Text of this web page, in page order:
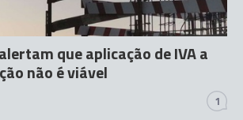
que aplicação de IVA a
não é viável
1